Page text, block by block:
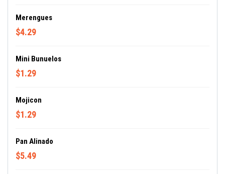
Merengues
$4.29
Mini Bunuelos
$1.29
Mojicon
$1.29
Pan Alinado
$5.49